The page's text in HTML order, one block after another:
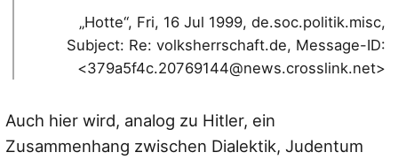
„Hotte“, Fri, 16 Jul 1999, de.soc.politik.misc,
Subject: Re: volksherrschaft.de, Message-ID:
<379a5f4c.20769144@news.crosslink.net>
Auch hier wird, analog zu Hitler, ein
Zusammenhang zwischen Dialektik, Judentum